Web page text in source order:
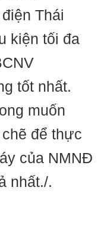
Thái
kiện tối đa
tốt nhất.
muốn
để thực
của NMNĐ
nhất./.